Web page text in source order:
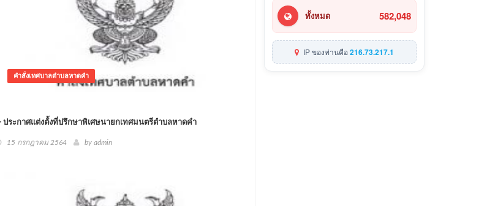
คำสั่งเทศบาลตำบลหาดคำ
ประกาศแต่งตั้งที่ปรึกษาพิเศษนายกเทศมนตรีตำบลหาดคำ
15 กรกฎาคม 2564 by admin
ทั้งหมด 582,048
IP ของท่านคือ216.73.217.1